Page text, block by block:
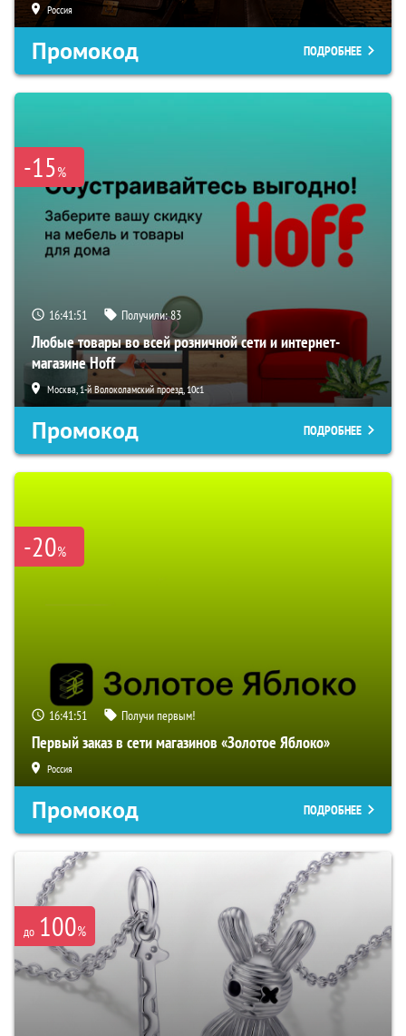
Россия
Промокод ПОДРОБНЕЕ
-15%
16:41:51 Получили:83
Любые товары во всей розничной сети и интернет-
магазине Hoff
Москва, 1-й Волоколамский проезд, 10с1
Промокод ПОДРОБНЕЕ
-20%
16:41:51 Получи первым!
Первый заказ в сети магазинов «Золотое Яблоко»
Россия
Промокод ПОДРОБНЕЕ
до 100%